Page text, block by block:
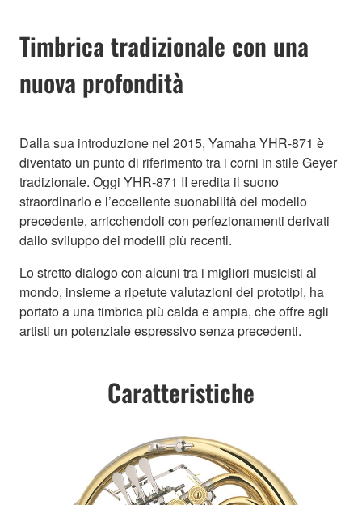
Timbrica tradizionale con una
nuova profondità
Dalla sua introduzione nel 2015, Yamaha YHR-871 è
diventato un punto di riferimento tra i corni in stile Geyer
tradizionale. Oggi YHR-871 II eredita il suono
straordinario e l’eccellente suonabilità del modello
precedente, arricchendoli con perfezionamenti derivati
dallo sviluppo dei modelli più recenti.
Lo stretto dialogo con alcuni tra i migliori musicisti al
mondo, insieme a ripetute valutazioni dei prototipi, ha
portato a una timbrica più calda e ampia, che offre agli
artisti un potenziale espressivo senza precedenti.
Caratteristiche